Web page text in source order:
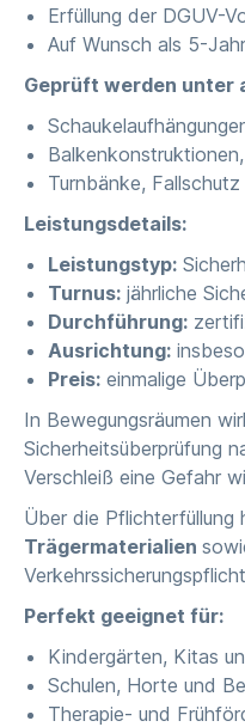
Erfüllung der DGUV-
Auf Wunsch als 5-
Geprüft werden unter
Turnbänke,
Leistungsdetails:
Leistungstyp:
Turnus: jährliche
Durchführung:
Ausrichtung:
Preis: einmalige
In Bewegungsräumen
Sicherheitsüberprüfung
Verschleiß eine Gefahr
Über die Pflichterfüllung
Trägermaterialien
Perfekt geeignet für:
Kindergärten, Kitas
Schulen, Horte und
Therapie- und